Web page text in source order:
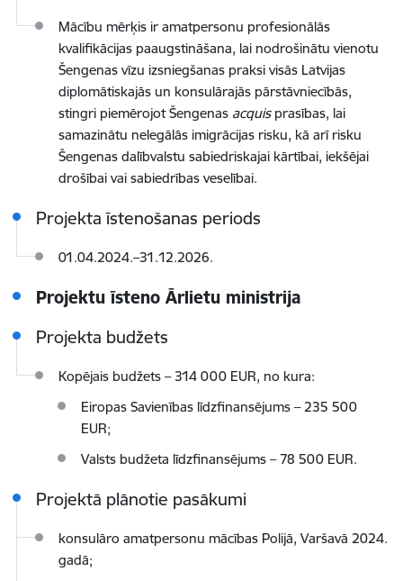
Mācību mērķis ir amatpersonu profesionālās
kvalifikācijas paaugstināšana, lai nodrošinātu vienotu
Šengenas vīzu izsniegšanas praksi visās Latvijas
diplomātiskajās un konsulārajās pārstāvniecībās,
stingri piemērojot Šengenas acquisprasības, lai
samazinātu nelegālās imigrācijas risku, kā arī risku
Šengenas dalībvalstu sabiedriskajai kārtībai, iekšējai
drošībai vai sabiedrības veselībai.
Projekta īstenošanas periods
01.04.2024.–31.12.2026.
Projektu īsteno Ārlietu ministrija
Projekta budžets
Kopējais budžets – 314 000 EUR, no kura:
Eiropas Savienības līdzfinansējums – 235 500
EUR;
Valsts budžeta līdzfinansējums – 78 500 EUR.
Projektā plānotie pasākumi
konsulāro amatpersonu mācības Polijā, Varšavā 2024.
gadā;